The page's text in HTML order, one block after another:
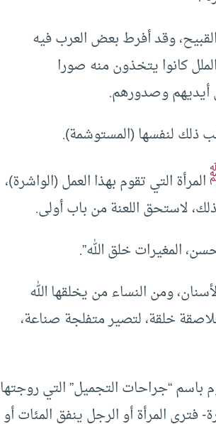
وقد أفرط بعض العرب فيه
كانوا يتخذون منه صورا
أيديهم وصدورهم.
ذلك لنفسها (المستوشمة).
المرأة التي تقوم بهذا العمل (الواشرة)،
لاستحق اللعنة من باب أولى.
المغيرات خلق الله”.
ومن النساء من يخلقها الله
خلقة، لتصير متفلجة صناعة،
“جراحات التجميل” التي روجتها
فترى المرأة أو الرجل ينفق المئات أو